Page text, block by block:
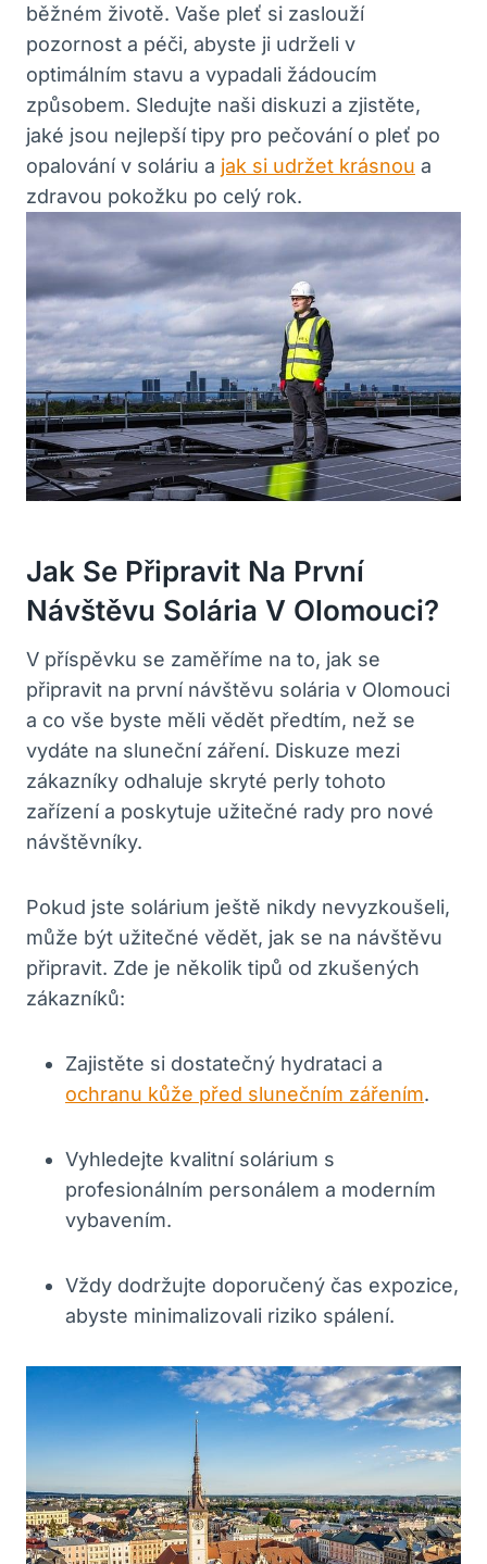
běžném životě. Vaše pleť si zaslouží
pozornost a péči, abyste ji udrželi v
optimálním stavu a vypadali žádoucím
způsobem. Sledujte naši diskuzi a zjistěte,
jaké jsou nejlepší tipy pro pečování o pleť po
opalování v soláriu a jak si udržet krásnou a
zdravou pokožku po celý rok.
Jak Se Připravit Na První
Návštěvu Solária V Olomouci?
V příspěvku se zaměříme na to, jak se
připravit na první návštěvu solária v Olomouci
a co vše byste měli vědět předtím, než se
vydáte na sluneční záření. Diskuze mezi
zákazníky odhaluje skryté perly tohoto
zařízení a poskytuje užitečné rady pro nové
návštěvníky.
Pokud jste solárium ještě nikdy nevyzkoušeli,
může být užitečné vědět, jak se na návštěvu
připravit. Zde je několik tipů od zkušených
zákazníků:
Zajistěte si dostatečný hydrataci a
ochranu kůže před slunečním zářením.
Vyhledejte kvalitní solárium s
profesionálním personálem a moderním
vybavením.
Vždy dodržujte doporučený čas expozice,
abyste minimalizovali riziko spálení.